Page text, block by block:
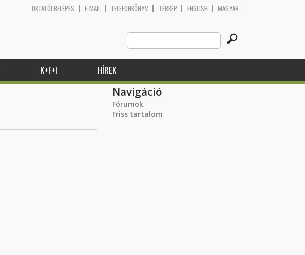
OKTATÓI BELÉPÉS E-MAIL TELEFONKÖNYV TÉRKÉP ENGLISH MAGYAR
Search
this
site
K+F+I HÍREK
Navigáció
Fórumok
Friss tartalom